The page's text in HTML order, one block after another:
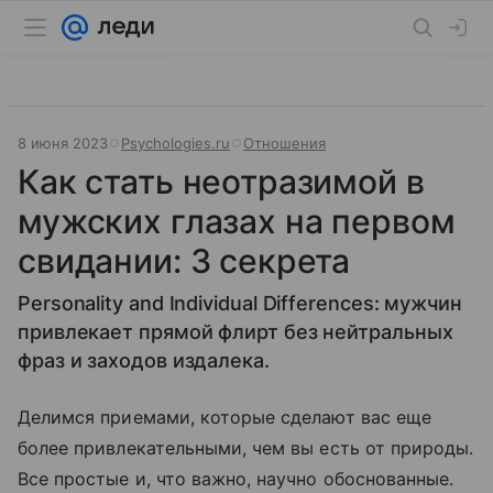
8 июня 2023 Psychologies.ru Отношения
Как стать неотразимой в
мужских глазах на первом
свидании: 3 секрета
Personality and Individual Differences: мужчин
привлекает прямой флирт без нейтральных
фраз и заходов издалека.
Делимся приемами, которые сделают вас еще
более привлекательными, чем вы есть от природы.
Все простые и, что важно, научно обоснованные.